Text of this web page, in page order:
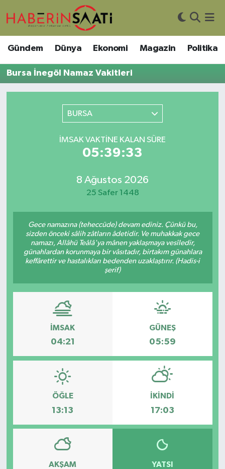
Gündem Dünya Ekonomi Magazin Politika
Bursa İnegöl Namaz Vakitleri
BURSA
İMSAK VAKTINE KALAN SÜRE
05:39:33
8 Ağustos 2026
25 Safer 1448
Gece namazına (teheccüde) devam ediniz. Çünkü bu,
sizden önceki sâlih zâtların âdetidir. Ve muhakkak gece
namazı, Allâhü Teâlâ'ya mânen yaklaşmaya vesîledir,
günahlardan korunmaya bir vâsıtadır, birtakım günahlara
keffârettir ve hastalıkları bedenden uzaklaştırır. (Hadis-i
şerif)
İMSAK
04:21
GÜNEŞ
05:59
ÖĞLE
13:13
İKINDI
17:03
AKŞAM YATSI
Asayiş
Bilim ve Teknoloji
DIŞ HABER
Gündem
Podcast
Politika
Sağlık
Siyaset
Nöbetçi Eczaneler
Hava Durumu
Süper Lig Puan Durumu ve Fikstür
Tüm Manşetler